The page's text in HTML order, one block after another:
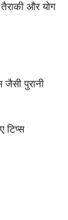
तैराकी और योग
पुरानी